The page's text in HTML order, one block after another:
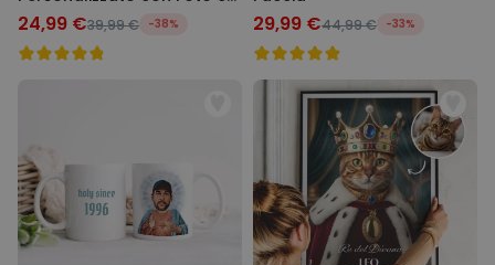
Testo
24,99 €39,99 € -38% 29,99 €44,99 € -33%